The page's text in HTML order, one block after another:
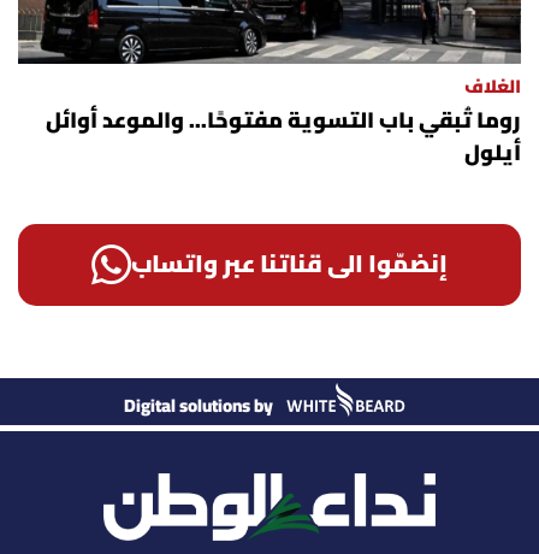
الغلاف
روما تُبقي باب التسوية مفتوحًا... والموعد أوائل
أيلول
إنضمّوا الى قناتنا عبر واتساب
Digital solutions by